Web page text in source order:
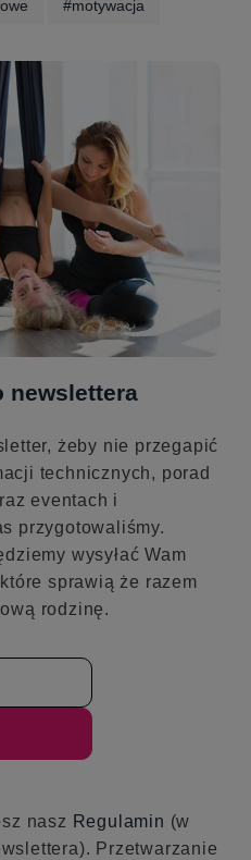
#motywacja
newslettera
żeby nie przegapić
technicznych, porad
eventach i
przygotowaliśmy.
wysyłać Wam
sprawią że razem
rodzinę.
nasz Regulamin (w
Przetwarzanie